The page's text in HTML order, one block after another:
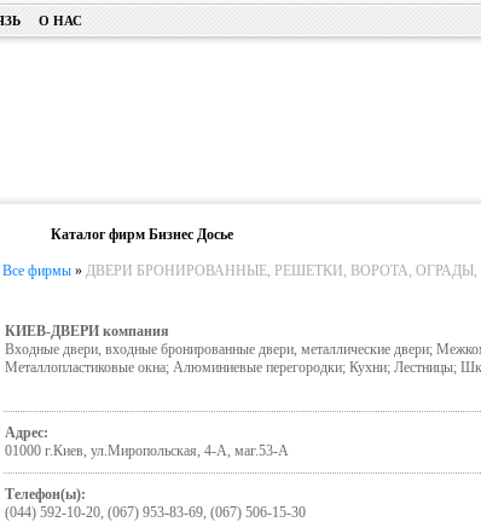
О НАС
Каталог фирм Бизнес Досье
Все фирмы» ДВЕРИ БРОНИРОВАННЫЕ, РЕШЕТКИ, ВОРОТА,
КИЕВ-ДВЕРИ компания
Входные двери, входные бронированные двери, металлические двери;
Металлопластиковые окна; Алюминиевые перегородки; Кухни; Лестницы;
Адрес:
01000 г.Киев, ул.Миропольская, 4-А, маг.53-А
Телефон(ы):
(044) 592-10-20, (067) 953-83-69, (067) 506-15-30